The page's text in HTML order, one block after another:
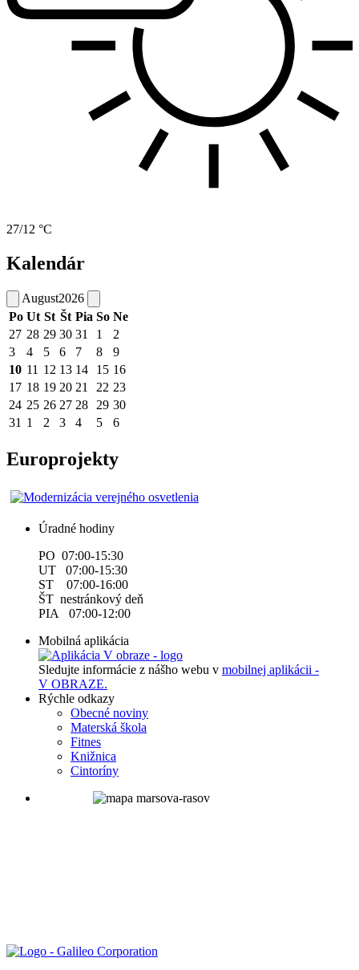
27/12 °C
Kalendár
August2026
Po Ut St Št Pia So Ne
27 28 29 30 31 1
2
3
4 5 6 7 8
9
10 11 12 13 14 15 16
17 18 19 20 21 22 23
24 25 26 27 28 29 30
31 1 2 3 4 5 6
Europrojekty
Úradné hodiny
PO 07:00-15:30
UT 07:00-15:30
ST 07:00-16:00
ŠT nestránkový deň
PIA 07:00-12:00
Mobilná aplikácia
Sledujte informácie z nášho webu v mobilnej aplikácii -
V OBRAZE.
Rýchle odkazy
Obecné noviny
Materská škola
Fitnes
Knižnica
Cintoríny